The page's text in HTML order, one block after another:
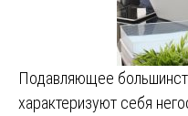
Подавляющее
характеризуют себя